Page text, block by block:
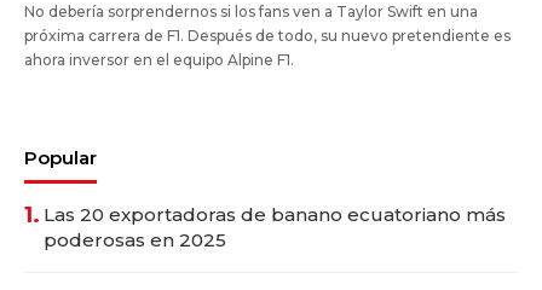
No debería sorprendernos si los fans ven a Taylor Swift en una
próxima carrera de F1. Después de todo, su nuevo pretendiente es
ahora inversor en el equipo Alpine F1.
Popular
1. Las 20 exportadoras de banano ecuatoriano más
poderosas en 2025